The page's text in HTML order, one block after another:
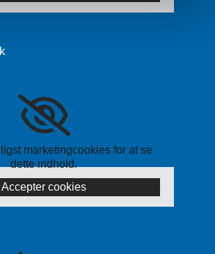
marketingcookies for at se
dette indhold.
Accepter cookies